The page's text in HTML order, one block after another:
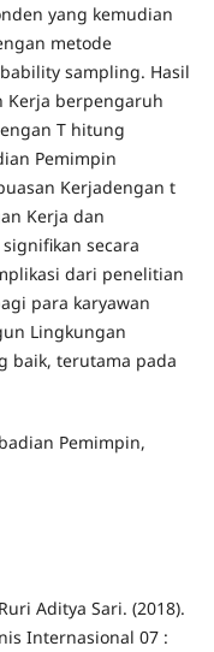
yang kemudian
metode
sampling. Hasil
Kerja berpengaruh
T hitung
Pemimpin
Kerjadengan t
Kerja dan
secara
dari penelitian
para karyawan
Lingkungan
baik, terutama pada
Pemimpin,
Aditya Sari. (2018).
Internasional 07 :